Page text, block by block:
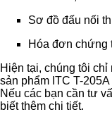
Sơ đồ đấu nối
Hóa đơn chứng
Hiện tại, chúng tôi
sản phẩm ITC T-
Nếu các bạn cần tư
biết thêm chi tiết.